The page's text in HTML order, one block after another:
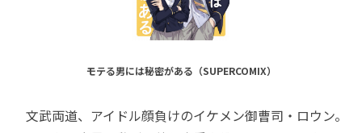
モテる男には秘密がある（SUPERCOMIX）
文武両道、アイドル顔負けのイケメン御曹司・ロウン。